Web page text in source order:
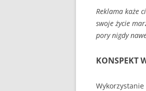
Reklama każe
swoje życie
pory nigdy
KONSPEKT